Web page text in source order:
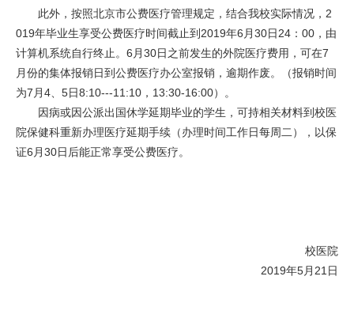
此外，按照北京市公费医疗管理规定，结合我校实际情况，2
019年毕业生享受公费医疗时间截止到2019年6月30日24：00，由
计算机系统自行终止。6月30日之前发生的外院医疗费用，可在7
月份的集体报销日到公费医疗办公室报销，逾期作废。（报销时间
为7月4、5日8:10---11:10，13:30-16:00）。
因病或因公派出国休学延期毕业的学生，可持相关材料到校医
院保健科重新办理医疗延期手续（办理时间工作日每周二），以保
证6月30日后能正常享受公费医疗。
校医院
2019年5月21日